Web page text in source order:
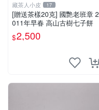
藏茶人小皮 17
[贈送茶樣20克] 國艷老班章 2
011年早春 高山古樹七子餅
$2,500